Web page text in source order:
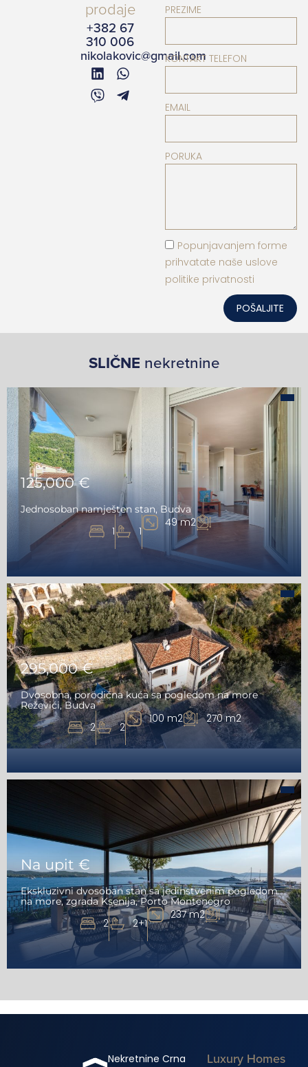
prodaje
+382 67
310 006
nikolakovic@gmail.com
PREZIME
KONTAKT TELEFON
EMAIL
PORUKA
Popunjavanjem forme
prihvatate naše uslove
politike privatnosti
POŠALJITE
SLIČNE nekretnine
125,000 €
Jednosoban namješten stan, Budva
1 1
49 m2
295,000 €
Dvosobna, porodična kuća sa pogledom na more
Reževići, Budva
2 2
100 m2 270 m2
Na upit €
Ekskluzivni dvosoban stan sa jedinstvenim pogledom
na more, zgrada Ksenija, Porto Montenegro
2 2+1
237 m2
Nekretnine Crna
Luxury Homes